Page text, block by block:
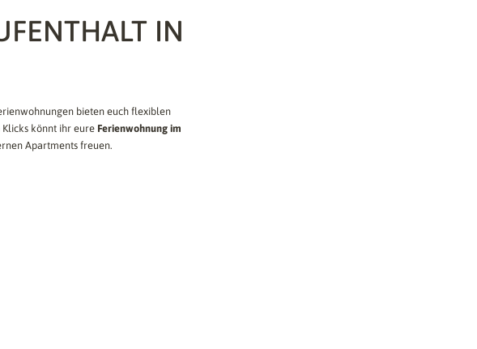
IN
bieten euch flexiblen
könnt ihr eure Ferienwohnung im
Apartments freuen.